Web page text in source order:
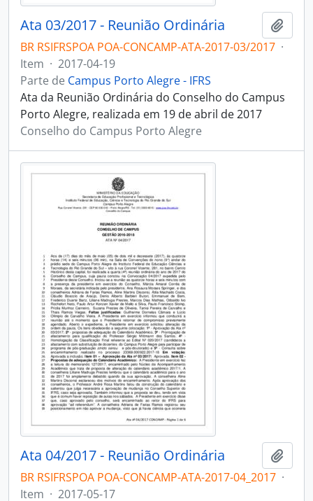
Ata 03/2017 - Reunião Ordinária
BR RSIFRSPOA POA-CONCAMP-ATA-2017-03/2017 ·
Item · 2017-04-19
Parte de Campus Porto Alegre - IFRS
Ata da Reunião Ordinária do Conselho do Campus
Porto Alegre, realizada em 19 de abril de 2017
Conselho do Campus Porto Alegre
Ata 04/2017 - Reunião Ordinária
BR RSIFRSPOA POA-CONCAMP-ATA-2017-04_2017 ·
Item · 2017-05-17